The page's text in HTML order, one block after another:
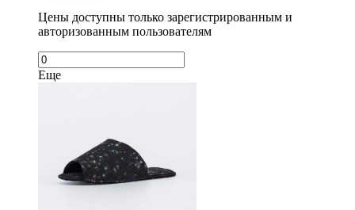
Цены доступны только зарегистрированным и
авторизованным пользователям
Еще